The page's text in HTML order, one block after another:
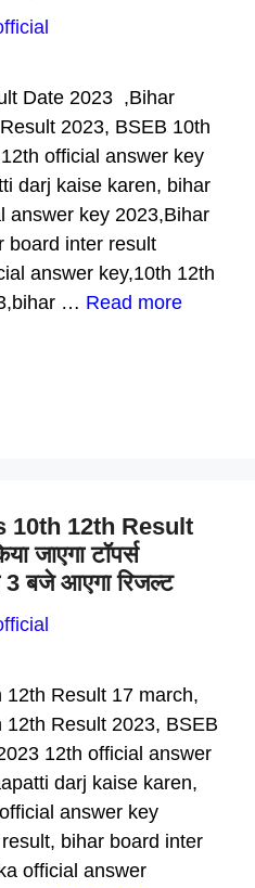
Date 2023 ,Bihar
2023, BSEB 10th
official answer key
darj kaise karen, bihar
answer key 2023,Bihar
board inter result
answer key,10th 12th
… Read more
10th 12th Result
जाएगा टॉपर्स
3 बजे आएगा रिजल्ट
Result 17 march,
Result 2023, BSEB
12th official answer
darj kaise karen,
answer key
bihar board inter
official answer